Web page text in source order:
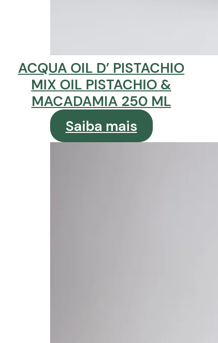
ACQUA OIL D’ PISTACHIO
MIX OIL PISTACHIO &
MACADAMIA 250 ML
Saiba mais